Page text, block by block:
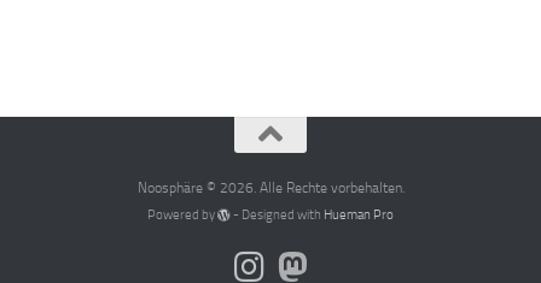
Noosphäre © 2026. Alle Rechte vorbehalten.
Powered by - Designed with Hueman Pro